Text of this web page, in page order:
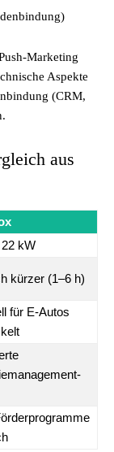
Marketing
Aspekte
(CRM,
aus
kW
kürzer (1–6 h)
für E-Autos